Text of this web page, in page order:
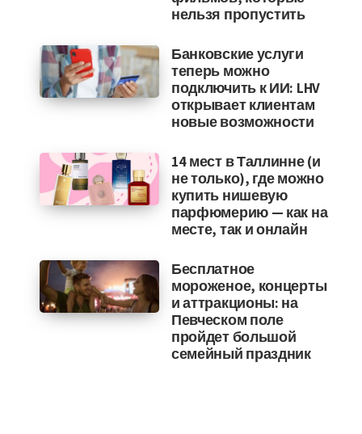
нельзя пропустить
Банковские услуги
теперь можно
подключить к ИИ: LHV
открывает клиентам
новые возможности
14 мест в Таллинне (и
не только), где можно
купить нишевую
парфюмерию — как на
месте, так и онлайн
Бесплатное
мороженое, концерты
и аттракционы: на
Певческом поле
пройдет большой
семейный праздник